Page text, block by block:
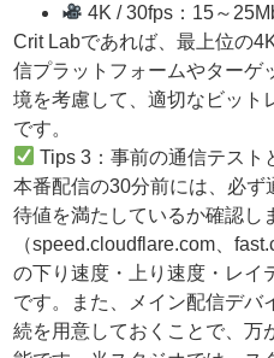
4K / 30fps：15～
Crit Labであれば、最上位の
信プラットフォームやターゲ
境を考慮して、適切なビット
です。
Tips 3：事前の通信テスト
本番配信の30分前には、必ず
待値を満たしているか確認し
（speed.cloudflare.com、
の下り速度・上り速度・レイ
です。また、メイン配信デバ
続を用意しておくことで、万